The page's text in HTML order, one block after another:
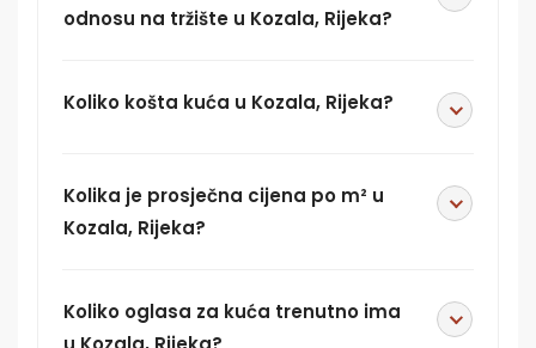
odnosu na tržište u Kozala, Rijeka?
Koliko košta kuća u Kozala, Rijeka?
Kolika je prosječna cijena po m² u
Kozala, Rijeka?
Koliko oglasa za kuća trenutno ima